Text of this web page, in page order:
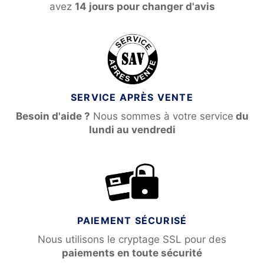
avez 14 jours pour changer d'avis
SERVICE APRÈS VENTE
Besoin d'aide ? Nous sommes à votre service du
lundi au vendredi
PAIEMENT SÉCURISÉ
Nous utilisons le cryptage SSL pour des
paiements en toute sécurité